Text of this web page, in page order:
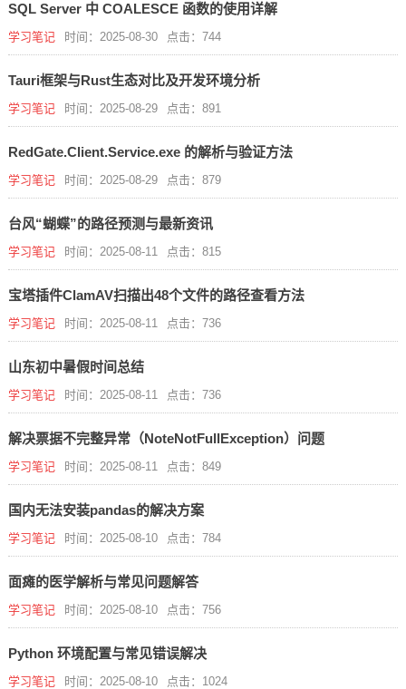
SQL Server 中 COALESCE 函数的使用详解
学习笔记 时间：2025-08-30 点击：744
Tauri框架与Rust生态对比及开发环境分析
学习笔记 时间：2025-08-29 点击：891
RedGate.Client.Service.exe 的解析与验证方法
学习笔记 时间：2025-08-29 点击：879
台风“蝴蝶”的路径预测与最新资讯
学习笔记 时间：2025-08-11 点击：815
宝塔插件ClamAV扫描出48个文件的路径查看方法
学习笔记 时间：2025-08-11 点击：736
山东初中暑假时间总结
学习笔记 时间：2025-08-11 点击：736
解决票据不完整异常（NoteNotFullException）问题
学习笔记 时间：2025-08-11 点击：849
国内无法安装pandas的解决方案
学习笔记 时间：2025-08-10 点击：784
面瘫的医学解析与常见问题解答
学习笔记 时间：2025-08-10 点击：756
Python 环境配置与常见错误解决
学习笔记 时间：2025-08-10 点击：1024